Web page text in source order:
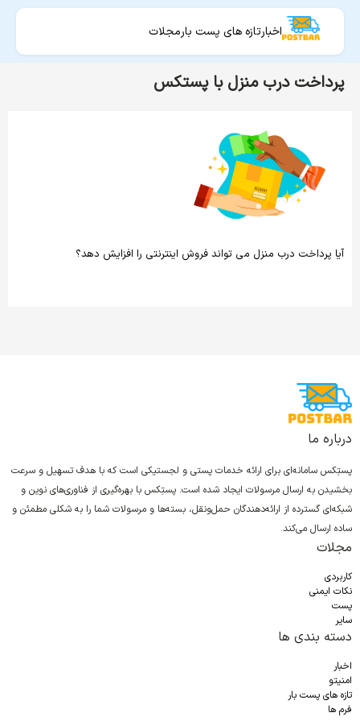
اخبارتازه های پست بارمجلات
پرداخت درب منزل با پستکس
آیا پرداخت درب منزل می تواند فروش اینترنتی را افزایش دهد؟
درباره ما
پستِکس سامانه‌ای برای ارائه خدمات پستی و لجستیکی است که با هدف تسهیل و سرعت
بخشیدن به ارسال مرسولات ایجاد شده است. پستِکس با بهره‌گیری از فناوری‌های نوین و
شبکه‌ای گسترده از ارائه‌دهندگان حمل‌ونقل، بسته‌ها و مرسولات شما را به شکلی مطمئن و
ساده ارسال می‌کند.
مجلات
کاربردی
نکات ایمنی
پست
سایر
دسته بندی ها
اخبار
امنیتو
تازه های پست بار
فرم ها